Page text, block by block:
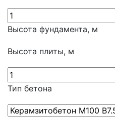
Высота фундамента, м
Высота плиты, м
Тип бетона